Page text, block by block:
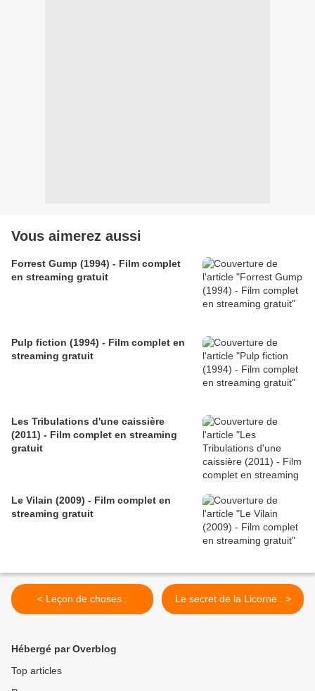
Vous aimerez aussi
Forrest Gump (1994) - Film complet
en streaming gratuit
Pulp fiction (1994) - Film complet en
streaming gratuit
Les Tribulations d'une caissière
(2011) - Film complet en streaming
gratuit
Le Vilain (2009) - Film complet en
streaming gratuit
< Leçon de choses : Le secret de la Licorne : >
Hébergé par Overblog
Top articles